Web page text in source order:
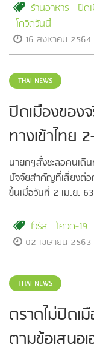
ร้านอาหาร ปิด
โควิดวันนี้
16 สิงหาคม 2564
THAI NEWS
ปิดเมืองของ
ทางเข้าไทย
นายกฯสั่งชะลอคนเดิน
ปัจจัยสำคัญที่เสี่ยงต่อ
ขึ้นเมื่อวันที่ 2 เม.ย. 63
ไวรัส โควิด-19
02 เมษายน 2563
THAI NEWS
ตราดไม่ปิดเ
ตามข้อเสนอ